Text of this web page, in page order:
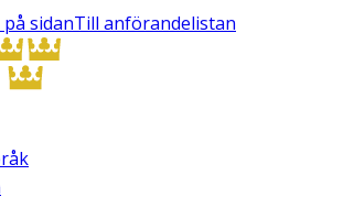
sidanTill anförandelistan